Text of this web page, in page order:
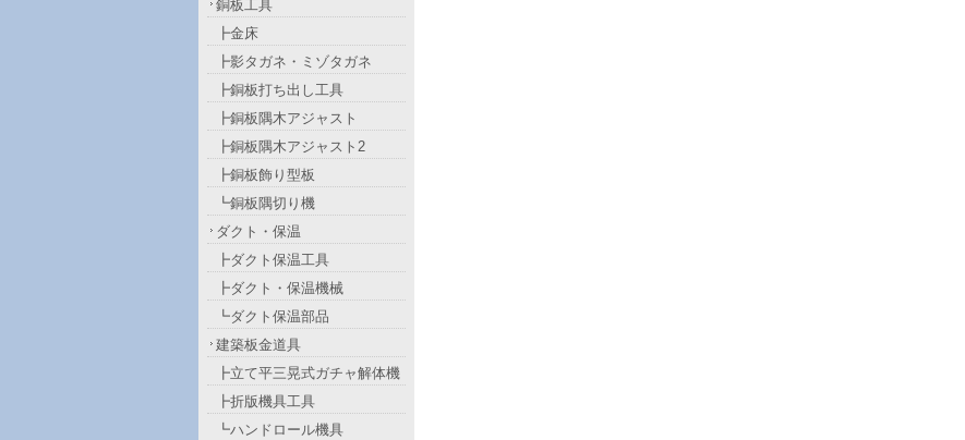
銅板工具
┣金床
┣影タガネ・ミゾタガネ
┣銅板打ち出し工具
┣銅板隅木アジャスト
┣銅板隅木アジャスト2
┣銅板飾り型板
┗銅板隅切り機
ダクト・保温
┣ダクト保温工具
┣ダクト・保温機械
┗ダクト保温部品
建築板金道具
┣立て平三晃式ガチャ解体機
┣折版機具工具
┗ハンドロール機具